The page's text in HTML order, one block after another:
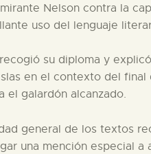
Nelson contra la
uso del lenguaje
su diploma y
en el contexto del
el galardón alcanzado.
general de los textos
una mención especial